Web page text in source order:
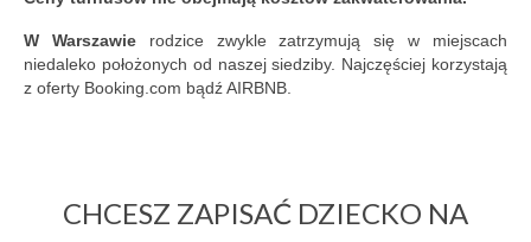
W Warszawierodzice zwykle zatrzymują się w miejscach
niedaleko położonych od naszej siedziby. Najczęściej korzystają
z oferty Booking.com bądź AIRBNB.
CHCESZ ZAPISAĆ DZIECKO NA